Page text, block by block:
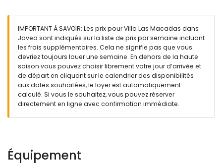
Extérieur de la villa
grand terrain clôturé
piscine privée en forme de rein mesurant 8m x 4m et 2m de
profondeur
magnifique jardin avec pelouse, arbres et mobilier de jardin
avec transats
4 terrasses, dont 3 couvertes
barbecue
espace salon extérieur et espace repas extérieur
terrasse sur le toit
Informations supplémentaires
IMPORTANT À SAVOIR: Les prix pour Villa Las Macadas dans
Javea sont indiqués sur la liste de prix par semaine incluant
les frais supplémentaires. Cela ne signifie pas que vous
devriez toujours louer une semaine. En dehors de la haute
saison vous pouvez choisir librement votre jour d’arrivée et
de départ en cliquant sur le calendrier des disponibilités
aux dates souhaitées, le loyer est automatiquement
calculé. Si vous le souhaitez, vous pouvez réserver
directement en ligne avec confirmation immédiate.
Équipement